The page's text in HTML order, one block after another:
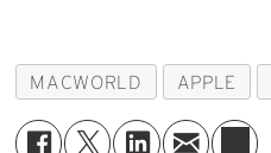
MACWORLD APPLE